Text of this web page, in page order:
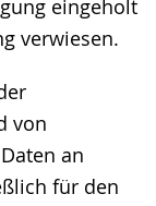
eingeholt
verwiesen.
von
an
für den